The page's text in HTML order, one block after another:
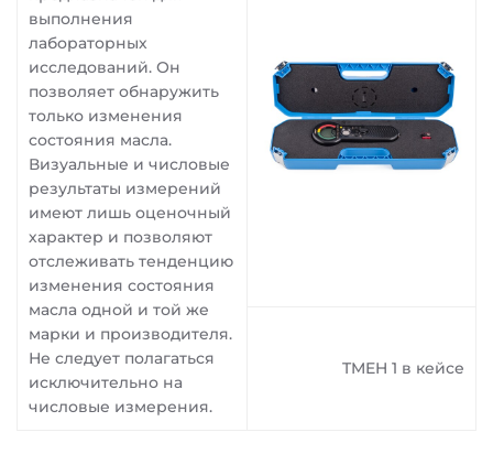
выполнения
лабораторных
исследований. Он
позволяет обнаружить
только изменения
состояния масла.
Визуальные и числовые
результаты измерений
имеют лишь оценочный
характер и позволяют
отслеживать тенденцию
изменения состояния
масла одной и той же
марки и производителя.
Не следует полагаться
исключительно на
числовые измерения.
TMEH 1 в кейсе